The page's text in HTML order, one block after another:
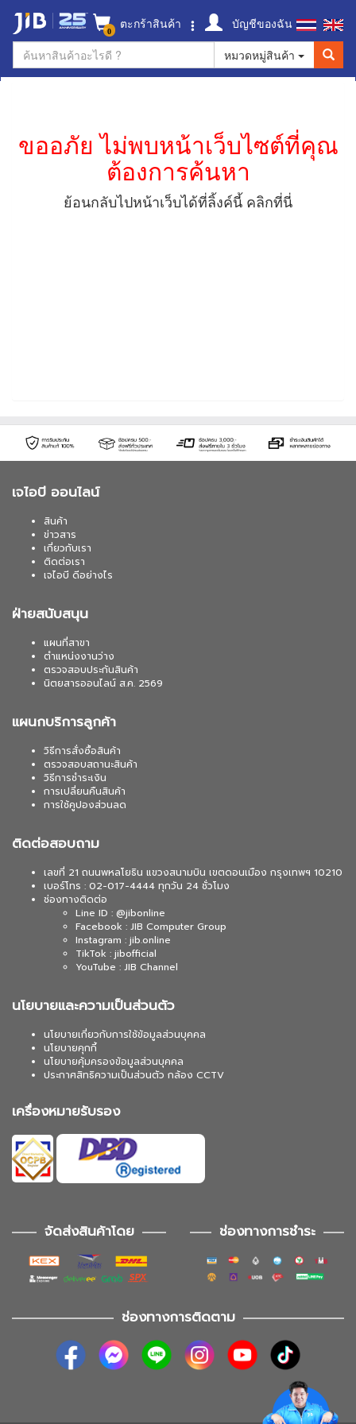
0 ตะกร้าสินค้า
บัญชีของฉัน
หมวดหมู่สินค้า
ขออภัย ไม่พบหน้าเว็บไซต์ที่คุณ
ต้องการค้นหา
ย้อนกลับไปหน้าเว็บได้ที่ลิ้งค์นี้ คลิกที่นี่
เจไอบี ออนไลน์
สินค้า
ข่าวสาร
เกี่ยวกับเรา
ติดต่อเรา
เจไอบี ดีอย่างไร
ฝ่ายสนับสนุน
แผนที่สาขา
ตำแหน่งงานว่าง
ตรวจสอบประกันสินค้า
นิตยสารออนไลน์ ส.ค. 2569
แผนกบริการลูกค้า
วิธีการสั่งซื้อสินค้า
ตรวจสอบสถานะสินค้า
วิธีการชำระเงิน
การเปลี่ยนคืนสินค้า
การใช้คูปองส่วนลด
ติดต่อสอบถาม
เลขที่ 21 ถนนพหลโยธิน แขวงสนามบิน เขตดอนเมือง กรุงเทพฯ 10210
เบอร์โทร : 02-017-4444 ทุกวัน 24 ชั่วโมง
ช่องทางติดต่อ
Line ID : @jibonline
Facebook : JIB Computer Group
Instagram : jib.online
TikTok : jibofficial
YouTube : JIB Channel
นโยบายและความเป็นส่วนตัว
นโยบายเกี่ยวกับการใช้ข้อมูลส่วนบุคคล
นโยบายคุกกี้
นโยบายคุ้มครองข้อมูลส่วนบุคคล
ประกาศสิทธิความเป็นส่วนตัว กล้อง CCTV
เครื่องหมายรับรอง
จัดส่งสินค้าโดย ช่องทางการชำระ
ช่องทางการติดตาม